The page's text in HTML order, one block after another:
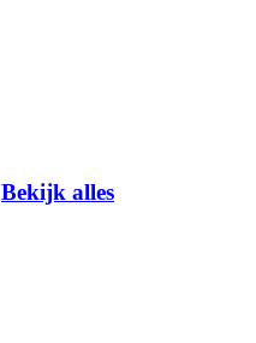
Bekijk alles